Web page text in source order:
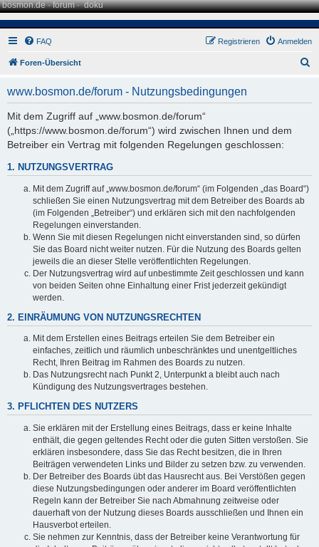
bosmon.de·forum·doku
FAQ Anmelden
Registrieren
Foren-Übersicht
www.bosmon.de/forum - Nutzungsbedingungen
Mit dem Zugriff auf „www.bosmon.de/forum“
(„https://www.bosmon.de/forum“) wird zwischen Ihnen und dem
Betreiber ein Vertrag mit folgenden Regelungen geschlossen:
1. NUTZUNGSVERTRAG
Mit dem Zugriff auf „www.bosmon.de/forum“ (im Folgenden „das Board“)
schließen Sie einen Nutzungsvertrag mit dem Betreiber des Boards ab
(im Folgenden „Betreiber“) und erklären sich mit den nachfolgenden
Regelungen einverstanden.
Wenn Sie mit diesen Regelungen nicht einverstanden sind, so dürfen
Sie das Board nicht weiter nutzen. Für die Nutzung des Boards gelten
jeweils die an dieser Stelle veröffentlichten Regelungen.
Der Nutzungsvertrag wird auf unbestimmte Zeit geschlossen und kann
von beiden Seiten ohne Einhaltung einer Frist jederzeit gekündigt
werden.
2. EINRÄUMUNG VON NUTZUNGSRECHTEN
Mit dem Erstellen eines Beitrags erteilen Sie dem Betreiber ein
einfaches, zeitlich und räumlich unbeschränktes und unentgeltliches
Recht, Ihren Beitrag im Rahmen des Boards zu nutzen.
Das Nutzungsrecht nach Punkt 2, Unterpunkt a bleibt auch nach
Kündigung des Nutzungsvertrages bestehen.
3. PFLICHTEN DES NUTZERS
Sie erklären mit der Erstellung eines Beitrags, dass er keine Inhalte
enthält, die gegen geltendes Recht oder die guten Sitten verstoßen. Sie
erklären insbesondere, dass Sie das Recht besitzen, die in Ihren
Beiträgen verwendeten Links und Bilder zu setzen bzw. zu verwenden.
Der Betreiber des Boards übt das Hausrecht aus. Bei Verstößen gegen
diese Nutzungsbedingungen oder anderer im Board veröffentlichten
Regeln kann der Betreiber Sie nach Abmahnung zeitweise oder
dauerhaft von der Nutzung dieses Boards ausschließen und Ihnen ein
Hausverbot erteilen.
Sie nehmen zur Kenntnis, dass der Betreiber keine Verantwortung für